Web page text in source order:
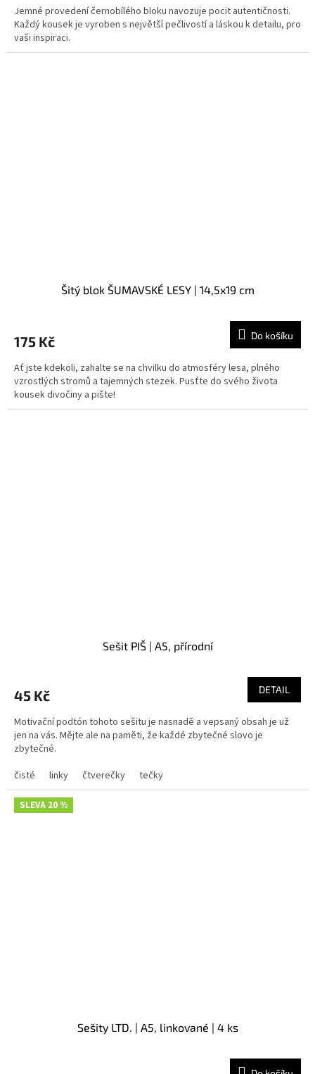
Jemné provedení černobílého bloku navozuje pocit autentičnosti.
Každý kousek je vyroben s největší pečlivostí a láskou k detailu, pro
vaši inspiraci.
Šitý blok ŠUMAVSKÉ LESY | 14,5x19 cm
175 Kč Do košíku
Ať jste kdekoli, zahalte se na chvilku do atmosféry lesa, plného
vzrostlých stromů a tajemných stezek. Pusťte do svého života
kousek divočiny a pište!
Sešit PIŠ | A5, přírodní
45 Kč DETAIL
Motivační podtón tohoto sešitu je nasnadě a vepsaný obsah je už
jen na vás. Mějte ale na paměti, že každé zbytečné slovo je
zbytečné.
čisté
linky čtverečky tečky
SLEVA 20 %
Sešity LTD. | A5, linkované | 4 ks